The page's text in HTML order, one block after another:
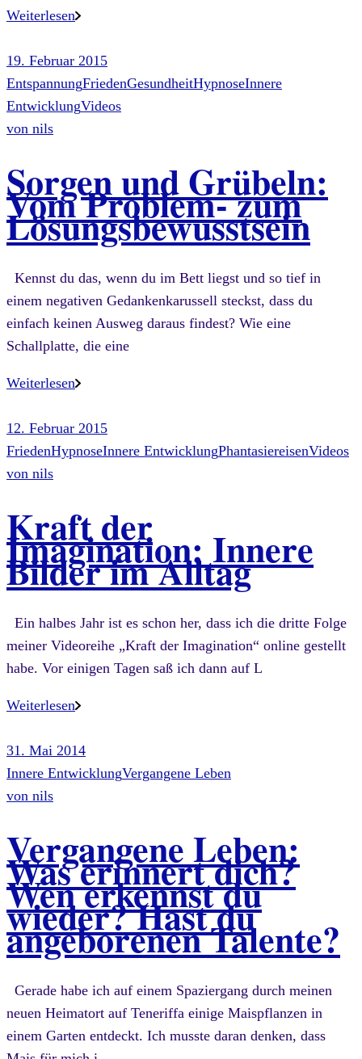
Weiterlesen
19. Februar 2015
EntspannungFriedenGesundheitHypnoseInnere
EntwicklungVideos
von nils
Sorgen und Grübeln:
Vom Problem- zum
Lösungsbewusstsein
Kennst du das, wenn du im Bett liegst und so tief in
einem negativen Gedankenkarussell steckst, dass du
einfach keinen Ausweg daraus findest? Wie eine
Schallplatte, die eine
Weiterlesen
12. Februar 2015
FriedenHypnoseInnere EntwicklungPhantasiereisenVideos
von nils
Kraft der
Imagination: Innere
Bilder im Alltag
Ein halbes Jahr ist es schon her, dass ich die dritte Folge
meiner Videoreihe „Kraft der Imagination“ online gestellt
habe. Vor einigen Tagen saß ich dann auf L
Weiterlesen
31. Mai 2014
Innere EntwicklungVergangene Leben
von nils
Vergangene Leben:
Was erinnert dich?
Wen erkennst du
wieder? Hast du
angeborenen Talente?
Gerade habe ich auf einem Spaziergang durch meinen
neuen Heimatort auf Teneriffa einige Maispflanzen in
einem Garten entdeckt. Ich musste daran denken, dass